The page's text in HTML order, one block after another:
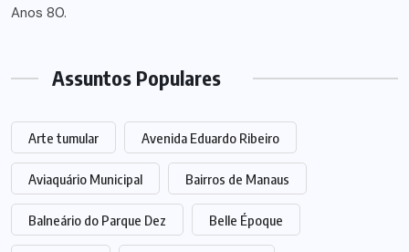
Assuntos Populares
Arte tumular Avenida Eduardo Ribeiro
Aviaquário Municipal Bairros de Manaus
Balneário do Parque Dez Belle Époque